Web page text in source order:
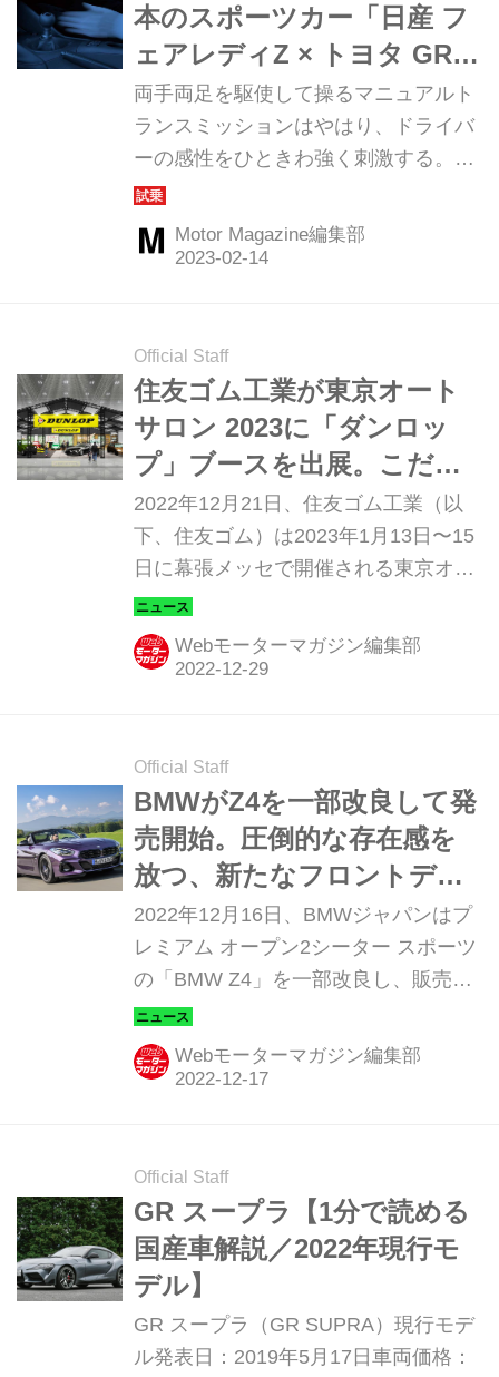
本のスポーツカー「日産 フ
ェアレディZ × トヨタ GR
スープラを制する」
両手両足を駆使して操るマニュアルト
ランスミッションはやはり、ドライバ
ーの感性をひときわ強く刺激する。現
代の日本を代表する2台のスポーツカ
ーも、もちろん例外ではない。最適な
ギアを選び最良の加速を得る瞬間の高
Motor Magazine編集部
Official Staff
住友ゴム工業が東京オート
サロン 2023に「ダンロッ
プ」ブースを出展。こだわ
りの大人のカーライフをガ
レージの世界観で表現
2022年12月21日、住友ゴム工業（以
下、住友ゴム）は2023年1月13日〜15
日に幕張メッセで開催される東京オー
トサロン 2023に「ダンロップ
（DUNLOP）」ブースを出展する。
Webモーターマガジン編集部
Official Staff
BMWがZ4を一部改良して発
売開始。圧倒的な存在感を
放つ、新たなフロントデザ
インへ進化
2022年12月16日、BMWジャパンはプ
レミアム オープン2シーター スポーツ
の「BMW Z4」を一部改良し、販売を
開始した。デリバリーは、2023年1月
以降を予定している。
Webモーターマガジン編集部
Official Staff
GR スープラ【1分で読める
国産車解説／2022年現行モ
デル】
GR スープラ（GR SUPRA）現行モデ
ル発表日：2019年5月17日車両価格：